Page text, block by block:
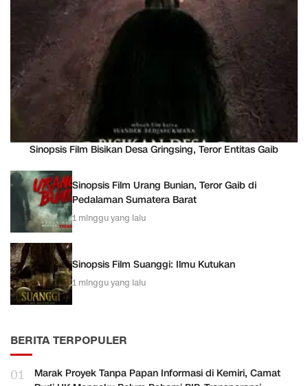
Sinopsis Film Bisikan Desa Gringsing, Teror Entitas Gaib
Sinopsis Film Urang Bunian, Teror Gaib di
Pedalaman Sumatera Barat
1 minggu yang lalu
Sinopsis Film Suanggi: Ilmu Kutukan
1 minggu yang lalu
BERITA TERPOPULER
01
Marak Proyek Tanpa Papan Informasi di Kemiri, Camat